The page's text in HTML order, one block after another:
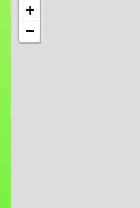
+
−